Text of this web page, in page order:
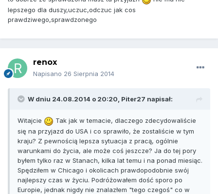
lepszego dla duszy,uczuc,odczuc jak cos
prawdziwego,sprawdzonego
renox
Napisano 26 Sierpnia 2014
W dniu 24.08.2014 o 20:20, Piter27 napisał:
Witajcie
Tak jak w temacie, dlaczego zdecydowaliście
się na przyjazd do USA i co sprawiło, że zostaliście w tym
kraju? Z pewnością lepsza sytuacja z pracą, ogólnie
warunkami do życia, ale może coś jeszcze? Ja do tej pory
byłem tylko raz w Stanach, kilka lat temu i na ponad miesiąc.
Spędziłem w Chicago i okolicach prawdopodobnie swój
najlepszy czas w życiu. Podróżowałem dość sporo po
Europie, jednak nigdy nie znalazłem "tego czegoś" co w